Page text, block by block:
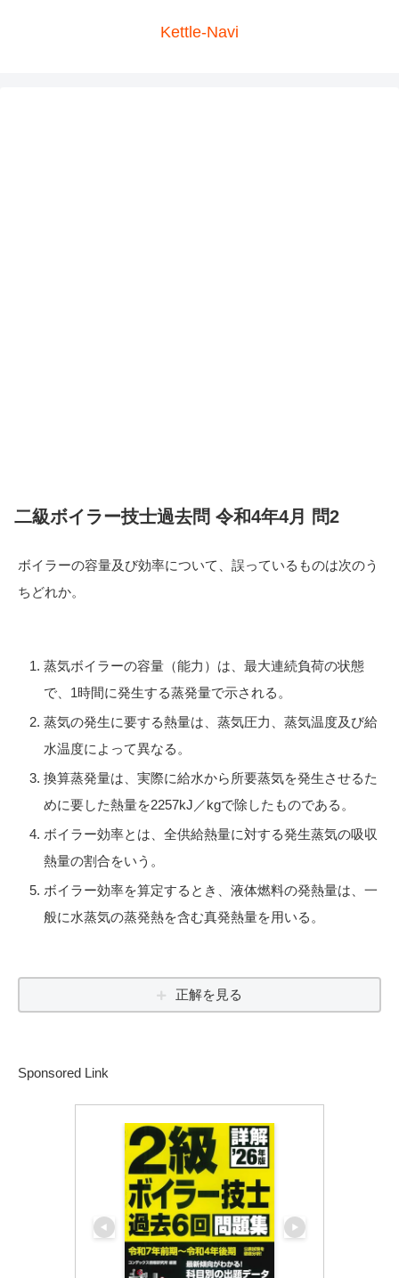
Kettle-Navi
二級ボイラー技士過去問 令和4年4月 問2
ボイラーの容量及び効率について、誤っているものは次のう
ちどれか。
蒸気ボイラーの容量（能力）は、最大連続負荷の状態
で、1時間に発生する蒸発量で示される。
蒸気の発生に要する熱量は、蒸気圧力、蒸気温度及び給
水温度によって異なる。
換算蒸発量は、実際に給水から所要蒸気を発生させるた
めに要した熱量を2257kJ／kgで除したものである。
ボイラー効率とは、全供給熱量に対する発生蒸気の吸収
熱量の割合をいう。
ボイラー効率を算定するとき、液体燃料の発熱量は、一
般に水蒸気の蒸発熱を含む真発熱量を用いる。
正解を見る
Sponsored Link